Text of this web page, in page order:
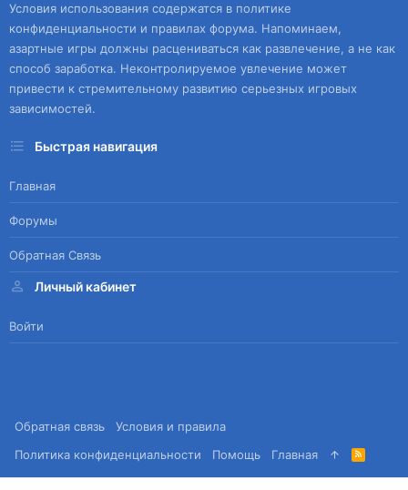
Условия использования содержатся в политике
конфиденциальности и правилах форума. Напоминаем,
азартные игры должны расцениваться как развлечение, а не как
способ заработка. Неконтролируемое увлечение может
привести к стремительному развитию серьезных игровых
зависимостей.
Быстрая навигация
Главная
Форумы
Обратная Связь
Личный кабинет
Войти
Обратная связь
Условия и правила
Политика конфиденциальности
Помощь Главная
R
S
S